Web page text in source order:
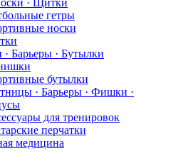
· Щитки
гетры
носки
Барьеры · Бутылки
бутылки
· Барьеры · Фишки ·
для тренировок
перчатки
медицина